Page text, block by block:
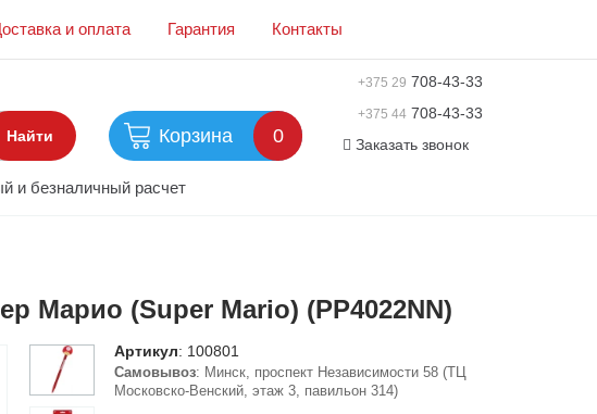
и оплата Гарантия Контакты
Найти Корзина 0
+375 29 708-43-33
+375 44708-43-33
Заказать звонок
и безналичный расчет
Марио (Super Mario) (PP4022NN)
Артикул: 100801
Самовывоз: Минск, проспект Независимости 58 (ТЦ
Московско-Венский, этаж 3, павильон 314)